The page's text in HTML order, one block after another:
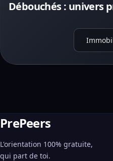
Débouchés : univers
PrePeers
L'orientation 100% gratuite,
qui part de toi.